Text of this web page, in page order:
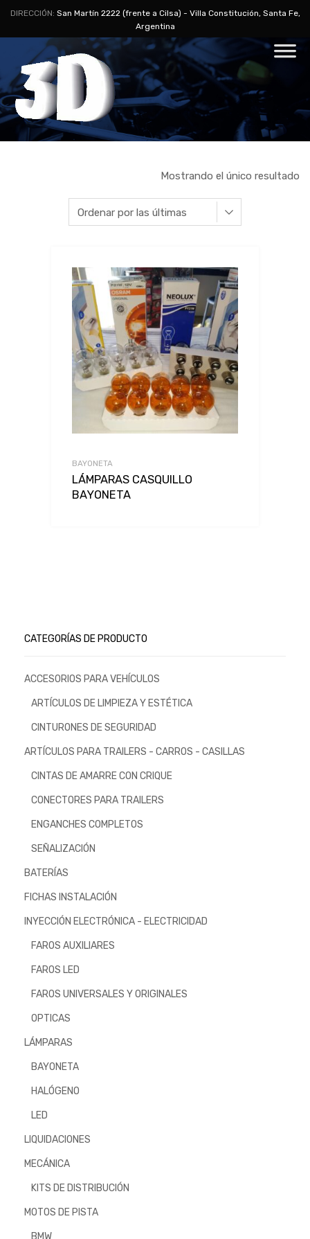
DIRECCIÓN: San Martín 2222 (frente a Cilsa) - Villa Constitución, Santa Fe,
Argentina
Mostrando el único resultado
BAYONETA
LÁMPARAS CASQUILLO
BAYONETA
CATEGORÍAS DE PRODUCTO
ACCESORIOS PARA VEHÍCULOS
ARTÍCULOS DE LIMPIEZA Y ESTÉTICA
CINTURONES DE SEGURIDAD
ARTÍCULOS PARA TRAILERS - CARROS - CASILLAS
CINTAS DE AMARRE CON CRIQUE
CONECTORES PARA TRAILERS
ENGANCHES COMPLETOS
SEÑALIZACIÓN
BATERÍAS
FICHAS INSTALACIÓN
INYECCIÓN ELECTRÓNICA - ELECTRICIDAD
FAROS AUXILIARES
FAROS LED
FAROS UNIVERSALES Y ORIGINALES
OPTICAS
LÁMPARAS
BAYONETA
HALÓGENO
LED
LIQUIDACIONES
MECÁNICA
KITS DE DISTRIBUCIÓN
MOTOS DE PISTA
BMW